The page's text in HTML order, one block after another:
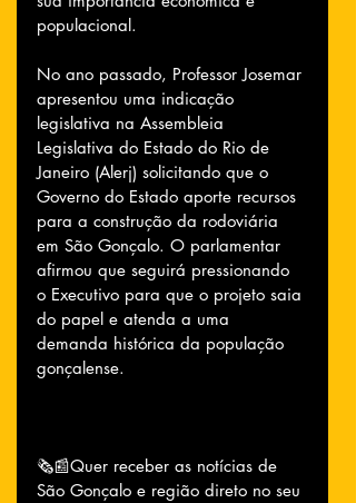
populacional.
No ano passado, Professor Josemar
apresentou uma indicação
legislativa na Assembleia
Legislativa do Estado do Rio de
Janeiro (Alerj) solicitando que o
Governo do Estado aporte recursos
para a construção da rodoviária
em São Gonçalo. O parlamentar
afirmou que seguirá pressionando
o Executivo para que o projeto saia
do papel e atenda a uma
demanda histórica da população
gonçalense.
🗞📰Quer receber as notícias de
São Gonçalo e região direto no seu